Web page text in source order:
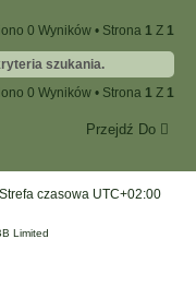
0 Wyników • Strona 1 Z 1
szukania.
0 Wyników • Strona 1 Z 1
Przejdź Do
Strefa czasowa UTC+02:00
Limited